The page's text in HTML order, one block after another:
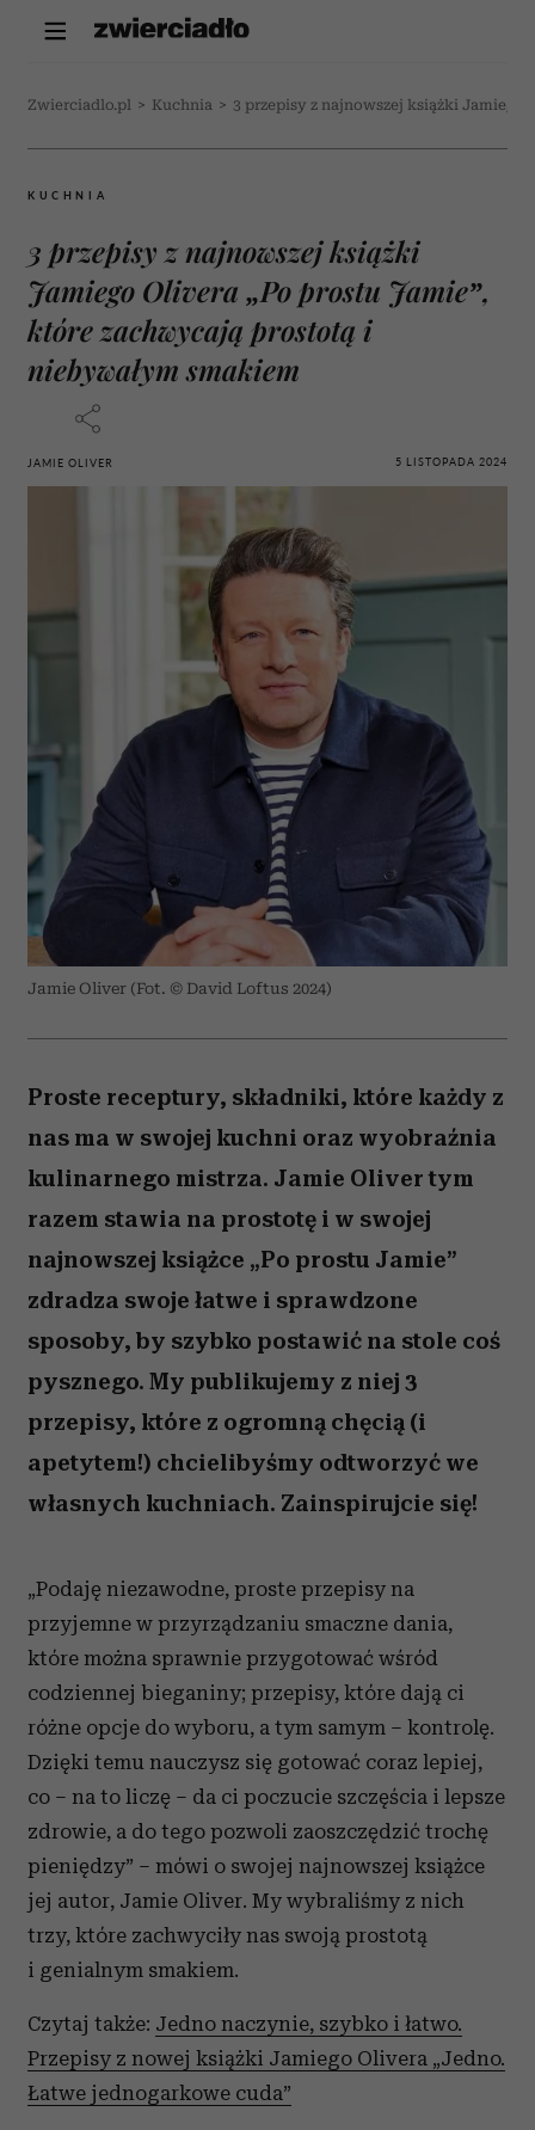
Zwierciadlo.pl > Kuchnia > 3 przepisy z najnowszej książki
KUCHNIA
3 przepisy z najnowszej książki
Jamiego Olivera „Po prostu Jamie”,
które zachwycają prostotą i
niebywałym smakiem
JAMIE OLIVER 5 LISTOPADA 2024
Jamie Oliver (Fot. © David Loftus 2024)
Proste receptury, składniki, które każdy z
nas ma w swojej kuchni oraz wyobraźnia
kulinarnego mistrza. Jamie Oliver tym
razem stawia na prostotę i w swojej
najnowszej książce „Po prostu Jamie”
zdradza swoje łatwe i sprawdzone
sposoby, by szybko postawić na stole coś
pysznego. My publikujemy z niej 3
przepisy, które z ogromną chęcią (i
apetytem!) chcielibyśmy odtworzyć we
własnych kuchniach. Zainspirujcie się!
„Podaję niezawodne, proste przepisy na
przyjemne w przyrządzaniu smaczne dania,
które można sprawnie przygotować wśród
codziennej bieganiny; przepisy, które dają ci
różne opcje do wyboru, a tym samym – kontrolę.
Dzięki temu nauczysz się gotować coraz lepiej,
co – na to liczę – da ci poczucie szczęścia i lepsze
zdrowie, a do tego pozwoli zaoszczędzić trochę
pieniędzy” – mówi o swojej najnowszej książce
jej autor, Jamie Oliver. My wybraliśmy z nich
trzy, które zachwyciły nas swoją prostotą
i genialnym smakiem.
Czytaj także: Jedno naczynie, szybko i łatwo.
Przepisy z nowej książki Jamiego Olivera „Jedno.
Łatwe jednogarkowe cuda”